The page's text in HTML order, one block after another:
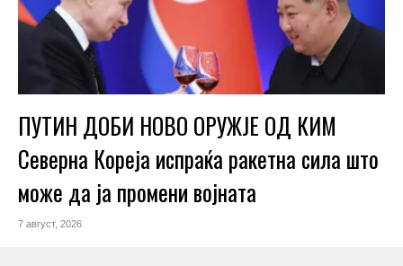
ПУТИН ДОБИ НОВО ОРУЖЈЕ ОД КИМ
Северна Кореја испраќа ракетна сила што
може да ја промени војната
7 август, 2026